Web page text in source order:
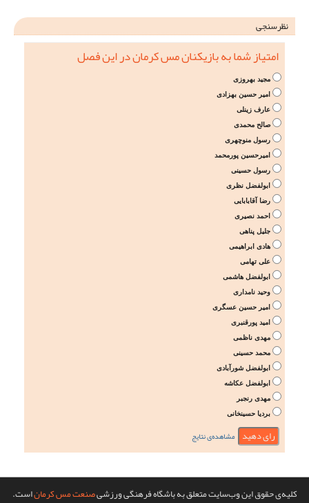
نظرسنجی
امتیاز شما به بازیکنان مس کرمان در این فصل
مجید بهروزی
امیر حسین بهزادی
عارف زینلی
صالح محمدی
رسول منوچهری
امیرحسین پورمحمد
رسول حسینی
ابولفضل نظری
رضا آقابابایی
احمد نصیری
جلیل پناهی
هادی ابراهیمی
علی تهامی
ابولفضل هاشمی
وحید نامداری
امیر حسین عسگری
امید پورقنبری
مهدی ناظمی
محمد حسینی
ابولفضل شورآبادی
ابولفضل عکاشه
مهدی رنجبر
بردیا حسینخانی
مشاهده‌ی نتایج
کلیه‌ی حقوق این وب‌سایت متعلق به باشگاه فرهنگی ورزشیصنعت مس کرماناست.